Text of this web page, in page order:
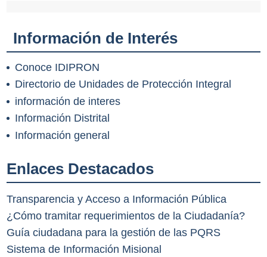
Información de Interés
Conoce IDIPRON
Directorio de Unidades de Protección Integral
información de interes
Información Distrital
Información general
Enlaces Destacados
Transparencia y Acceso a Información Pública
¿Cómo tramitar requerimientos de la Ciudadanía?
Guía ciudadana para la gestión de las PQRS
Sistema de Información Misional